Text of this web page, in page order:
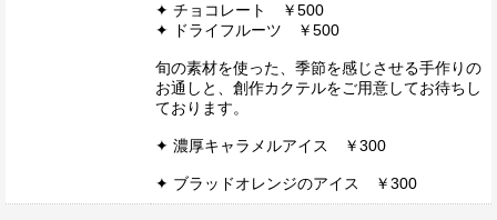
✦ チョコレート ￥500
✦ ドライフルーツ ￥500
旬の素材を使った、季節を感じさせる手作りの
お通しと、創作カクテルをご用意してお待ちし
ております。
✦ 濃厚キャラメルアイス ￥300
✦ ブラッドオレンジのアイス ￥300